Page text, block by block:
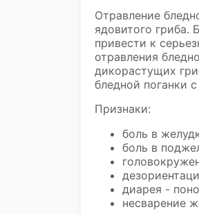
Отравление
ядовитого гриба.
привести к
отравления
дикорастущих
бледной поганки
Признаки:
боль в
боль в
диарея -
несварение